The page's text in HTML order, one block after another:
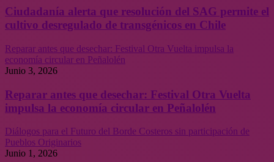
Ciudadanía alerta que resolución del SAG permite el
cultivo desregulado de transgénicos en Chile
Reparar antes que desechar: Festival Otra Vuelta impulsa la
economía circular en Peñalolén
Junio 3, 2026
Reparar antes que desechar: Festival Otra Vuelta
impulsa la economía circular en Peñalolén
Diálogos para el Futuro del Borde Costeros sin participación de
Pueblos Originarios
Junio 1, 2026